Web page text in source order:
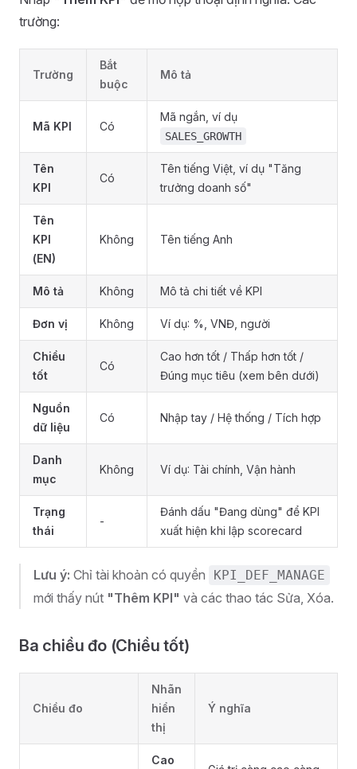
trường:
Trường
Bắt
buộc
Mô tả
Mã KPI Có
Mã ngắn, ví dụ
SALES_GROWTH
Tên
KPI
Có
Tên tiếng Việt, ví dụ "Tăng
trưởng doanh số"
Tên
KPI
(EN)
Không Tên tiếng Anh
Mô tả Không Mô tả chi tiết về KPI
Đơn vị Không Ví dụ: %, VNĐ, người
Chiều
tốt
Có
Cao hơn tốt / Thấp hơn tốt /
Đúng mục tiêu (xem bên dưới)
Nguồn
dữ liệu
Có Nhập tay / Hệ thống / Tích hợp
Danh
mục
Không Ví dụ: Tài chính, Vận hành
Trạng
thái
-
Đánh dấu "Đang dùng" để KPI
xuất hiện khi lập scorecard
Lưu ý: Chỉ tài khoản có quyền KPI_DEF_MANAGE
mới thấy nút "Thêm KPI" và các thao tác Sửa, Xóa.
Ba chiều đo (Chiều tốt)
Chiều đo
Nhãn
hiển
thị
Ý nghĩa
Cao